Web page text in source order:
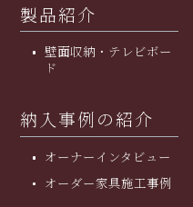
製品紹介
壁面収納・テレビボー
ド
納入事例の紹介
オーナーインタビュー
オーダー家具施工事例